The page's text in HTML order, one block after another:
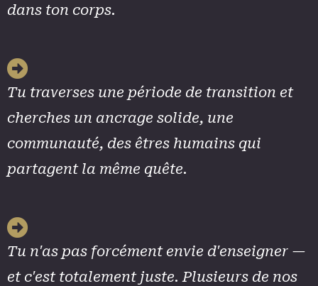
dans ton corps.
Tu traverses une période de transition et
cherches un ancrage solide, une
communauté, des êtres humains qui
partagent la même quête.
Tu n'as pas forcément envie d'enseigner —
et c'est totalement juste. Plusieurs de nos